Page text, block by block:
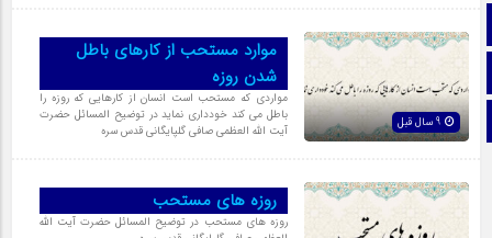
تلگرام
موارد مستحب از کارهای باطل
شدن روزه
مواردى که مستحب است انسان از کارهایى که روزه را
باطل می کند خوددارى نماید در توضیح المسائل حضرت
آیت الله العظمی صافی گلپایگانی قدس سره
روزه هاى مستحب
روزه هاى مستحب در توضیح المسائل حضرت آیت الله